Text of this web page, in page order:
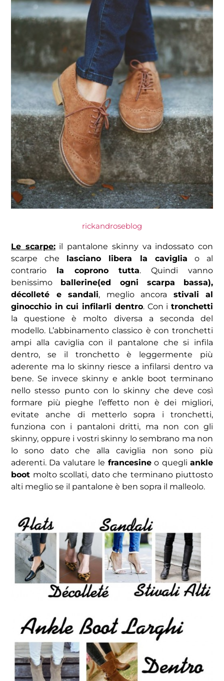
rickandroseblog
Le scarpe:il pantalone skinny va indossato con
scarpe che lasciano libera la caviglia o al
contrario la coprono tutta. Quindi vanno
benissimo ballerine(ed ogni scarpa bassa),
décolleté e sandali, meglio ancora stivali al
ginocchio in cui infilarli dentro. Con itronchetti
la questione è molto diversa a seconda del
modello. L’abbinamento classico è con tronchetti
ampi alla caviglia con il pantalone che si infila
dentro, se il tronchetto è leggermente più
aderente ma lo skinny riesce a infilarsi dentro va
bene. Se invece skinny e ankle boot terminano
nello stesso punto con lo skinny che deve così
formare più pieghe l’effetto non è dei migliori,
evitate anche di metterlo sopra i tronchetti,
funziona con i pantaloni dritti, ma non con gli
skinny, oppure i vostri skinny lo sembrano ma non
lo sono dato che alla caviglia non sono più
aderenti. Da valutare le francesine o quegliankle
boot molto scollati, dato che terminano piuttosto
alti meglio se il pantalone è ben sopra il malleolo.